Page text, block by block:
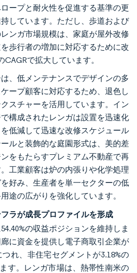
ープと耐火性を促進する基準の更
しています。ただし、歩道および
ンガ市場規模は、家庭が屋外改修
歩行者の増加に対応するために改
CAGRで拡大しています。
、低メンテナンスでデザインの多
ープ顧客に対応するため、退色し
スチャーを活用しています。イン
構成されたレンガは設置を迅速化
低減して迅速な改修スケジュール
ルと装飾的な庭園形式は、美的差
をもたらすプレミアム不動産で再
工業顧客は炉の内張りや化学処理
好み、生産者を単一セクターの低
途の広がりを強化しています。
ラが成長プロファイルを形成
の収益ポジションを維持しま
に資金を提供し電子商取引企業が
れ、非住宅セグメントが3.18%の
す。レンガ市場は、熱帯性南米の